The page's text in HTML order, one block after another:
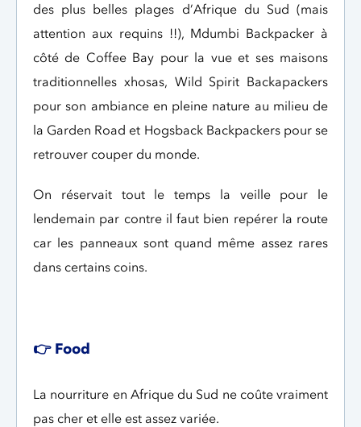
des plus belles plages d’Afrique du Sud (mais
attention aux requins !!), Mdumbi Backpacker à
côté de Coffee Bay pour la vue et ses maisons
traditionnelles xhosas, Wild Spirit Backapackers
pour son ambiance en pleine nature au milieu de
la Garden Road et Hogsback Backpackers pour se
retrouver couper du monde.
On réservait tout le temps la veille pour le
lendemain par contre il faut bien repérer la route
car les panneaux sont quand même assez rares
dans certains coins.
👉 Food
La nourriture en Afrique du Sud ne coûte vraiment
pas cher et elle est assez variée.